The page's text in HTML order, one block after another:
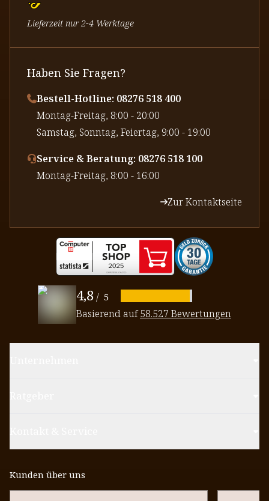
Lieferzeit nur 2-4 Werktage
Haben Sie Fragen?
Bestell-Hotline: 08276 518 400
⁠Montag-Freitag, 8:00 - 20:00
⁠Samstag, Sonntag, Feiertag, 9:00 - 19:00
Service & Beratung: 08276 518 100
⁠Montag-Freitag, 8:00 - 16:00
Zur Kontaktseite
4,8/ 5
Basierend auf58.527 Bewertungen
Kunden über uns